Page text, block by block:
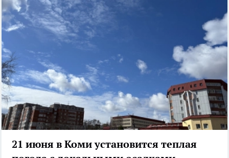
21 июня в Коми установится теплая